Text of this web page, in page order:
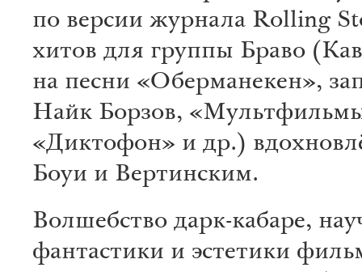
по версии журнала Rolling
хитов для группы Браво
на песни «Оберманекен»,
Найк Борзов,
«Диктофон» и др.)
Боуи и Вертинским.
Волшебство дарк-кабаре,
фантастики и эстетики